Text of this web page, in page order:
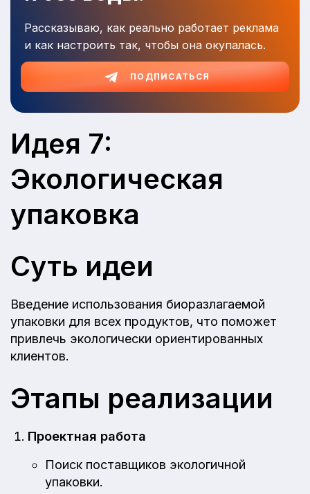
Рассказываю, как реально работает реклама
и как настроить так, чтобы она окупалась.
ПОДПИСАТЬСЯ
Идея 7:
Экологическая
упаковка
Суть идеи
Введение использования биоразлагаемой
упаковки для всех продуктов, что поможет
привлечь экологически ориентированных
клиентов.
Этапы реализации
Проектная работа
Поиск поставщиков экологичной
упаковки.